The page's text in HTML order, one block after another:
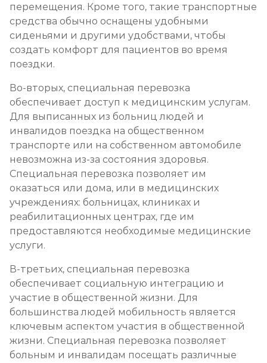
перемещения. Кроме того, такие транспортные
средства обычно оснащены удобными
сиденьями и другими удобствами, чтобы
создать комфорт для пациентов во время
поездки.
Во-вторых, специальная перевозка
обеспечивает доступ к медицинским услугам.
Для выписанных из больниц людей и
инвалидов поездка на общественном
транспорте или на собственном автомобиле
невозможна из-за состояния здоровья.
Специальная перевозка позволяет им
оказаться или дома, или в медицинских
учреждениях: больницах, клиниках и
реабилитационных центрах, где им
предоставляются необходимые медицинские
услуги.
В-третьих, специальная перевозка
обеспечивает социальную интеграцию и
участие в общественной жизни. Для
большинства людей мобильность является
ключевым аспектом участия в общественной
жизни. Специальная перевозка позволяет
больным и инвалидам посещать различные